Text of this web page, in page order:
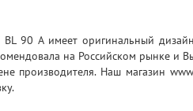
90 A имеет оригинальный
на Российском рынке и
производителя. Наш магазин